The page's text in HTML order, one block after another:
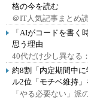
格の今を読む
＠IT人気記事まとめ
「AIがコードを書
思う理由
40代だけ少し異なる：
約8割「内定期間中
ル2位「モチベ維持
「やる必要ない」派